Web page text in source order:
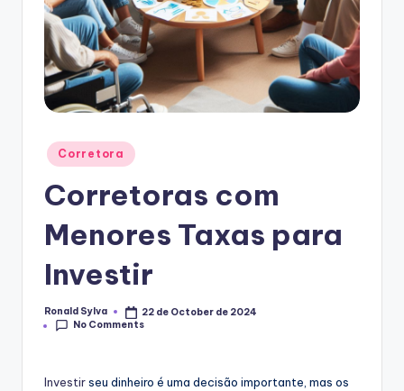
Posted
in
Corretora
Corretoras com
Menores Taxas para
Investir
Posted
by
Ronald Sylva
22 de October de 2024
No Comments
Investirseu dinheiro é uma decisão importante, mas os